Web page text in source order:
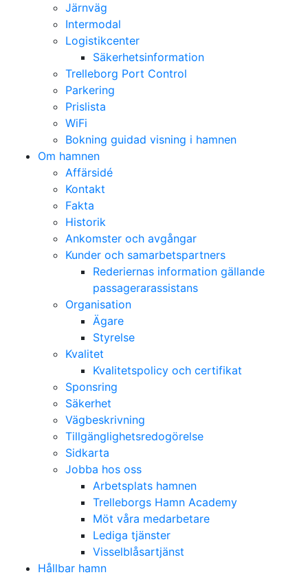
Järnväg
Intermodal
Logistikcenter
Säkerhetsinformation
Trelleborg Port Control
Parkering
Prislista
WiFi
Bokning guidad visning i hamnen
Om hamnen
Affärsidé
Kontakt
Fakta
Historik
Ankomster och avgångar
Kunder och samarbetspartners
Rederiernas information gällande
passagerarassistans
Organisation
Ägare
Styrelse
Kvalitet
Kvalitetspolicy och certifikat
Sponsring
Säkerhet
Vägbeskrivning
Tillgänglighetsredogörelse
Sidkarta
Jobba hos oss
Arbetsplats hamnen
Trelleborgs Hamn Academy
Möt våra medarbetare
Lediga tjänster
Visselblåsartjänst
Hållbar hamn